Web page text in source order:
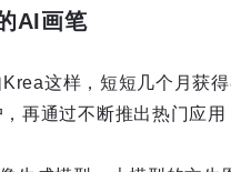
AI画笔
这样，短短几个月获
通过不断推出热门应用